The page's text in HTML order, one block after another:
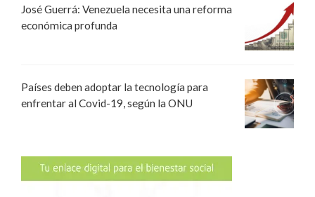
José Guerrá: Venezuela necesita una reforma
económica profunda
Países deben adoptar la tecnología para
enfrentar al Covid-19, según la ONU